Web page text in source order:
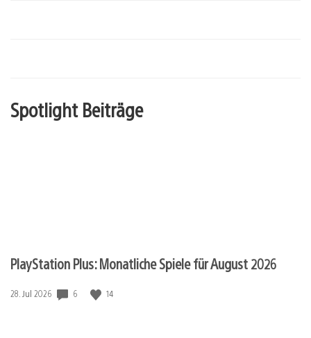
Spotlight Beiträge
PlayStation Plus: Monatliche Spiele für August 2026
Veröffentlichungsdatum:
28. Jul 2026 6 14